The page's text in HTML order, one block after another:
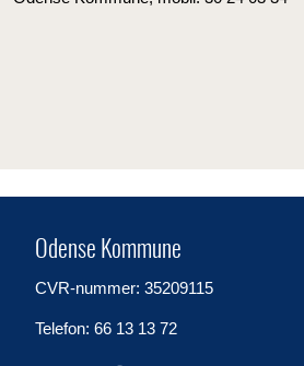
Odense Kommune
CVR-nummer: 35209115
Telefon: 66 13 13 72